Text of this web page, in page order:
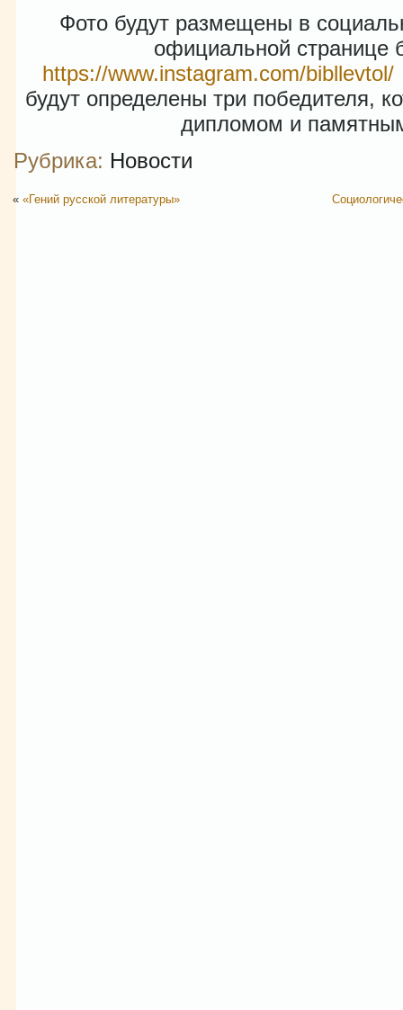
Фото будут размещены в
официальной странице
https://www.instagram.com/bibllevtol/
будут определены три победителя,
дипломом и
Рубрика: Новости
« «Гений русской литературы»